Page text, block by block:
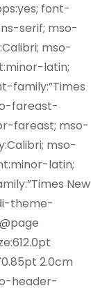
font-
serif; mso-
mso-
latin;
family:”Times
fareast-
fareast; mso-
mso-
latin;
New
theme-
2.0cm
header-